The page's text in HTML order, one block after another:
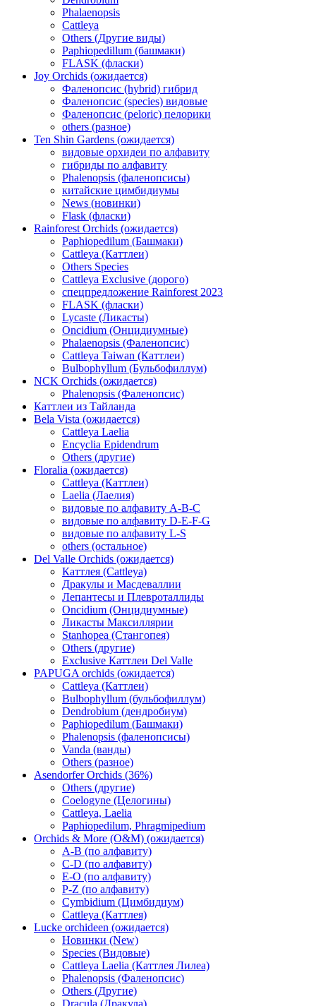
Phalaenopsis
Cattleya
Others (Другие виды)
Paphiopedillum (башмаки)
FLASK (фласки)
Joy Orchids (ожидается)
Фаленопсис (hybrid) гибрид
Фаленопсис (species) видовые
Фаленопсис (peloric) пелорики
others (разное)
Ten Shin Gardens (ожидается)
видовые орхидеи по алфавиту
гибриды по алфавиту
Phalenopsis (фаленопсисы)
китайские цимбидиумы
News (новинки)
Flask (фласки)
Rainforest Orchids (ожидается)
Paphiopedilum (Башмаки)
Cattleya (Каттлеи)
Others Species
Cattleya Exclusive (дорого)
спецпредложение Rainforest 2023
FLASK (фласки)
Lycaste (Ликасты)
Oncidium (Онцидиумные)
Phalaenopsis (Фаленопсис)
Cattleya Taiwan (Каттлеи)
Bulbophyllum (Бульбофиллум)
NCK Orchids (ожидается)
Phalenopsis (Фаленопсис)
Каттлеи из Тайланда
Bela Vista (ожидается)
Cattleya Laelia
Encyclia Epidendrum
Others (другие)
Floralia (ожидается)
Cattleya (Каттлеи)
Laelia (Лаелия)
видовые по алфавиту A-B-C
видовые по алфавиту D-E-F-G
видовые по алфавиту L-S
others (остальное)
Del Valle Orchids (ожидается)
Каттлея (Cattleya)
Дракулы и Масдеваллии
Лепантесы и Плевроталлиды
Oncidium (Онцидиумные)
Ликасты Максиллярии
Stanhopea (Стангопея)
Others (другие)
Exclusive Каттлеи Del Valle
PAPUGA orchids (ожидается)
Cattleya (Каттлеи)
Bulbophyllum (бульбофиллум)
Dendrobium (дендробиум)
Paphiopedilum (Башмаки)
Phalenopsis (фаленопсисы)
Vanda (ванды)
Others (разное)
Asendorfer Orchids (36%)
Others (другие)
Coelogyne (Целогины)
Cattleya, Laelia
Paphiopedilum, Phragmipedium
Orchids & More (O&M) (ожидается)
A-B (по алфавиту)
C-D (по алфавиту)
E-O (по алфавиту)
P-Z (по алфавиту)
Cymbidium (Цимбидиум)
Cattleya (Каттлея)
Lucke orchideen (ожидается)
Новинки (New)
Species (Видовые)
Cattleya Laelia (Каттлея Лилеа)
Phalenopsis (Фаленопсис)
Others (Другие)
Dracula (Дракула)